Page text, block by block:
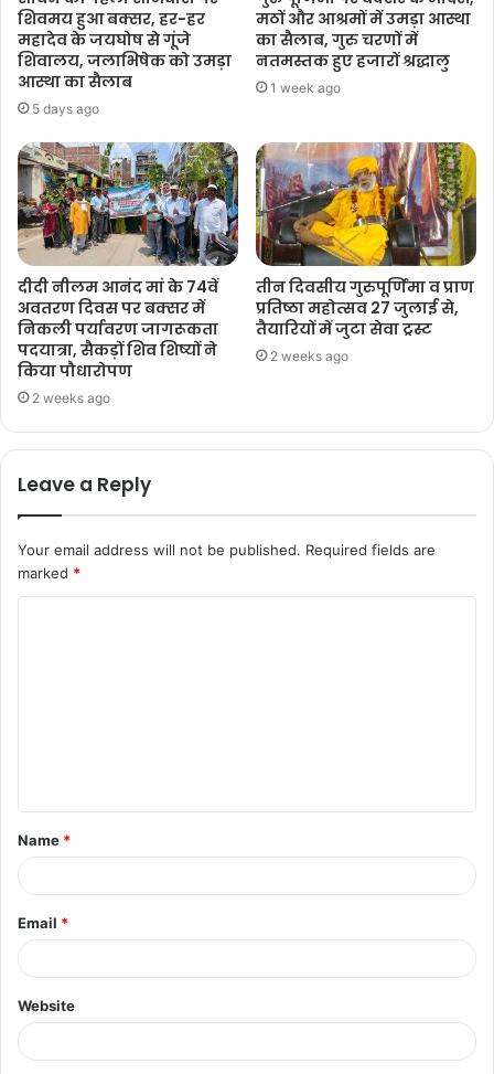
शिवमय हुआ बक्सर, हर-हर
महादेव के जयघोष से गूंजे
शिवालय, जलाभिषेक को उमड़ा
आस्था का सैलाब
5 days ago
मठों और आश्रमों में उमड़ा आस्था
का सैलाब, गुरु चरणों में
नतमस्तक हुए हजारों श्रद्धालु
1 week ago
दीदी नीलम आनंद मां के 74वें
अवतरण दिवस पर बक्सर में
निकली पर्यावरण जागरूकता
पदयात्रा, सैकड़ों शिव शिष्यों ने
किया पौधारोपण
2 weeks ago
तीन दिवसीय गुरुपूर्णिमा व प्राण
प्रतिष्ठा महोत्सव 27 जुलाई से,
तैयारियों में जुटा सेवा ट्रस्ट
2 weeks ago
Leave a Reply
Your email address will not be published. Required fields are
marked *
Name *
Email *
Website